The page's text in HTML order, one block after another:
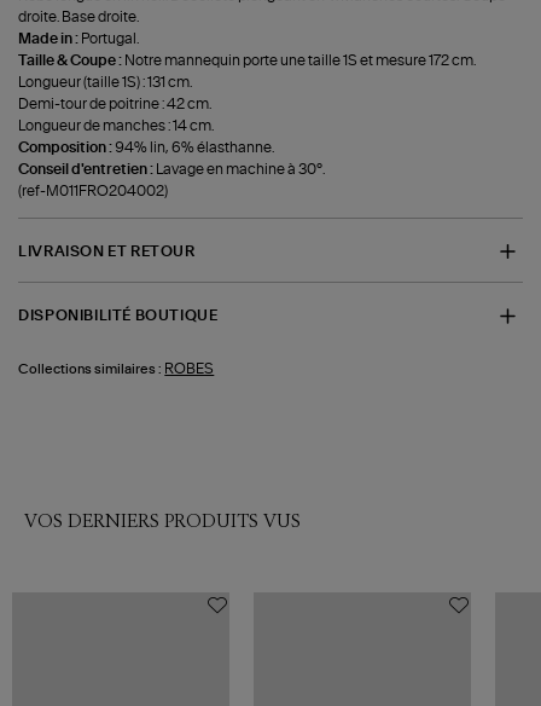
droite. Base droite.
Made in : Portugal.
Taille & Coupe : Notre mannequin porte une taille 1S et mesure 172 cm.
Longueur (taille 1S) : 131 cm.
Demi-tour de poitrine : 42 cm.
Longueur de manches : 14 cm.
Composition : 94% lin, 6% élasthanne.
Conseil d'entretien :
Lavage en machine à 30°.
(ref-M011FRO204002)
LIVRAISON ET RETOUR
DISPONIBILITÉ BOUTIQUE
Collections similaires : ROBES
VOS DERNIERS PRODUITS VUS